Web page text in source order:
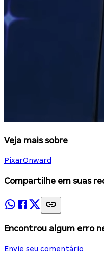
Veja mais sobre
PixarOnward
Compartilhe em suas
Encontrou algum erro
Envie seu comentário